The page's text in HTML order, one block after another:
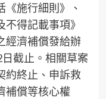
施行細則》、
不得記載事項》
經濟補償發給辦
截止。相關草案
約終止、申訴救
補償等核心權